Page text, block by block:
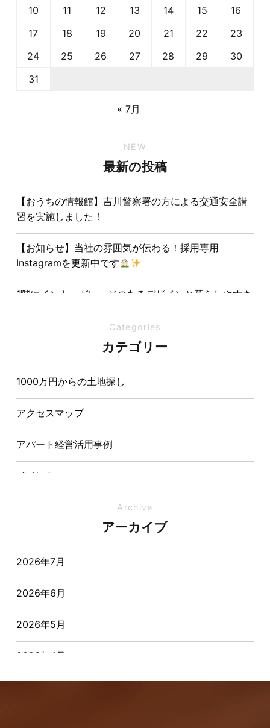
10
11 12 13 14 15
16
17
18 19 20 21 22
23
24
25 26 27 28 29
30
31
« 7月
NEW
最新の投稿
【おうちの情報館】吉川警察署の方による交通安全講
習を実施しました！
【お知らせ】当社の雰囲気が伝わる！採用専用
Instagramを更新中です
1階にインナーガレージのあるデザインと暮らしやすさ
夏の熱中症対策は家づくりから。屋根・壁・基礎の構
造が快適さをつくる理由
【埼玉県経営品質知事賞】大野知事へ受賞のご報告と
表敬訪問を行いました
Categories
カテゴリー
1000万円からの土地探し
アクセスマップ
アパート経営活用事例
イベント
オーナー様からの質問
おすすめ物件
お客様インタビュー
お客様の声
Archive
アーカイブ
2026年7月
2026年6月
2026年5月
2026年4月